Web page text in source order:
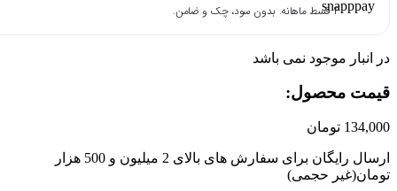
۴ قسط ماهانه. بدون سود، چک و ضامن.
موجود نمی باشد
محصول:​
تومان
ارسال رایگان برای سفارش های بالای 2 میلیون و 500 هزار
حجمی)